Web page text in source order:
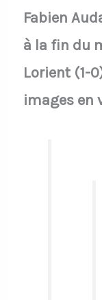
Fabien
à la fin du
Lorient (1-
images en